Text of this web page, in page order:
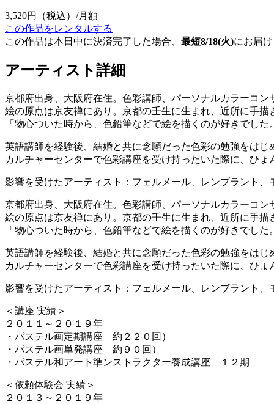
3,520円
（税込）/月額
この作品をレンタルする
この作品は本日中に決済完了した場合、 最短8/18(火)にお届け
アーティスト詳細
京都府出身、大阪府在住。色彩講師、パーソナルカラーコン
絵の原点は京友禅にあり。京都の壬生に生まれ、近所に手描
「物心ついた時から、色鉛筆などで絵を描くのが好きでした
英語講師を経験後、結婚と共に念願だった色彩の勉強をは
カルチャーセンターで色彩講座を受け持ったいた際に、ひ
影響を受けたアーティスト：フェルメール、レンブラント、
京都府出身、大阪府在住。色彩講師、パーソナルカラーコン
絵の原点は京友禅にあり。京都の壬生に生まれ、近所に手描
「物心ついた時から、色鉛筆などで絵を描くのが好きでした
英語講師を経験後、結婚と共に念願だった色彩の勉強をは
カルチャーセンターで色彩講座を受け持ったいた際に、ひ
影響を受けたアーティスト：フェルメール、レンブラント
＜講座 実績＞
２０１１～２０１９年
・パステル画定期講座 約２２０回）
・パステル画単発講座 約９０回）
・パステル和アート準ンストラクター養成講座 １２期
＜依頼体験会 実績＞
２０１３～２０１９年